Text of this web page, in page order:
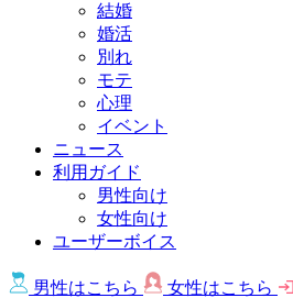
結婚
婚活
別れ
モテ
心理
イベント
ニュース
利用ガイド
男性向け
女性向け
ユーザーボイス
男性はこちら 女性はこちら